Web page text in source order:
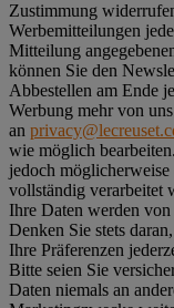
Zustimmung
Werbemitteilungen
Mitteilung
können Sie den
Abbestellen am Ende
Werbung mehr von
an
wie möglich
jedoch
vollständig verarbeitet
Ihre Daten werden
Denken Sie stets
Ihre Präferenzen
Bitte seien Sie
Daten niemals an